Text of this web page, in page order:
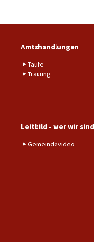
Amtshandlungen
Taufe
Trauung
Leitbild - wer wir sind
Gemeindevideo